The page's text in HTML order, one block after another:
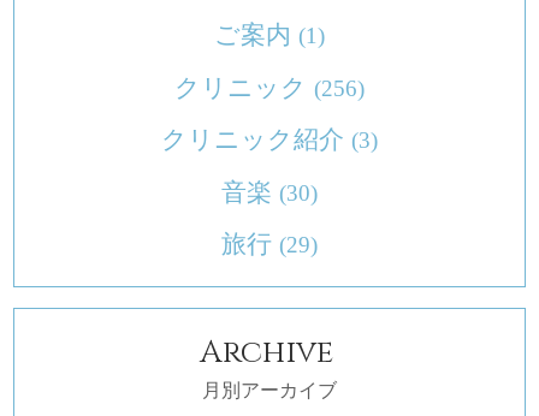
ご案内 (1)
クリニック (256)
クリニック紹介 (3)
音楽 (30)
旅行 (29)
Archive
月別アーカイブ